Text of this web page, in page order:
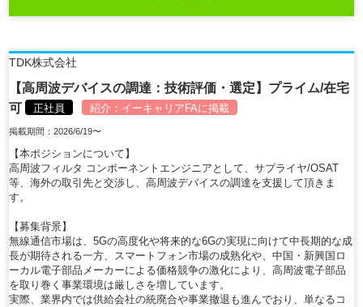
TDK株式会社
【高周波デバイスの調達：技術評価・選定】プライム/在宅
可
正社員 紹介： イーキャリアFAに掲載
掲載期間：2026/6/19〜
【本ポジションについて】
高周波フィルタ コンポーネントエンジニアとして、サプライヤ/OSAT
等、海外の取引先と交渉し、高周波デバイスの調達を支援して頂きま
す。
【募集背景】
無線通信市場は、5Gの高度化や将来的な6Gの実現に向けて中長期的な成
長が期待される一方、スマートフォン市場の成熟化や、中国・新興国ロ
ーカル電子部品メーカーによる価格競争の激化により、高周波電子部品
を取り巻く事業環境は厳しさを増しています。
実際、業界内では供給会社の統廃合や事業撤退も進んでおり、単なるコ